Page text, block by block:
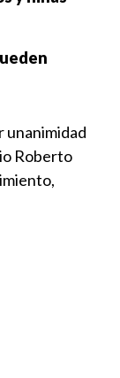
unanimidad
Roberto